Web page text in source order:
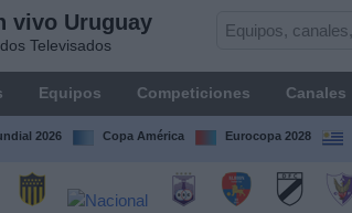
vivo Uruguay
Televisados
Equipos Competiciones Canales
2026 Copa América Eurocopa 2028